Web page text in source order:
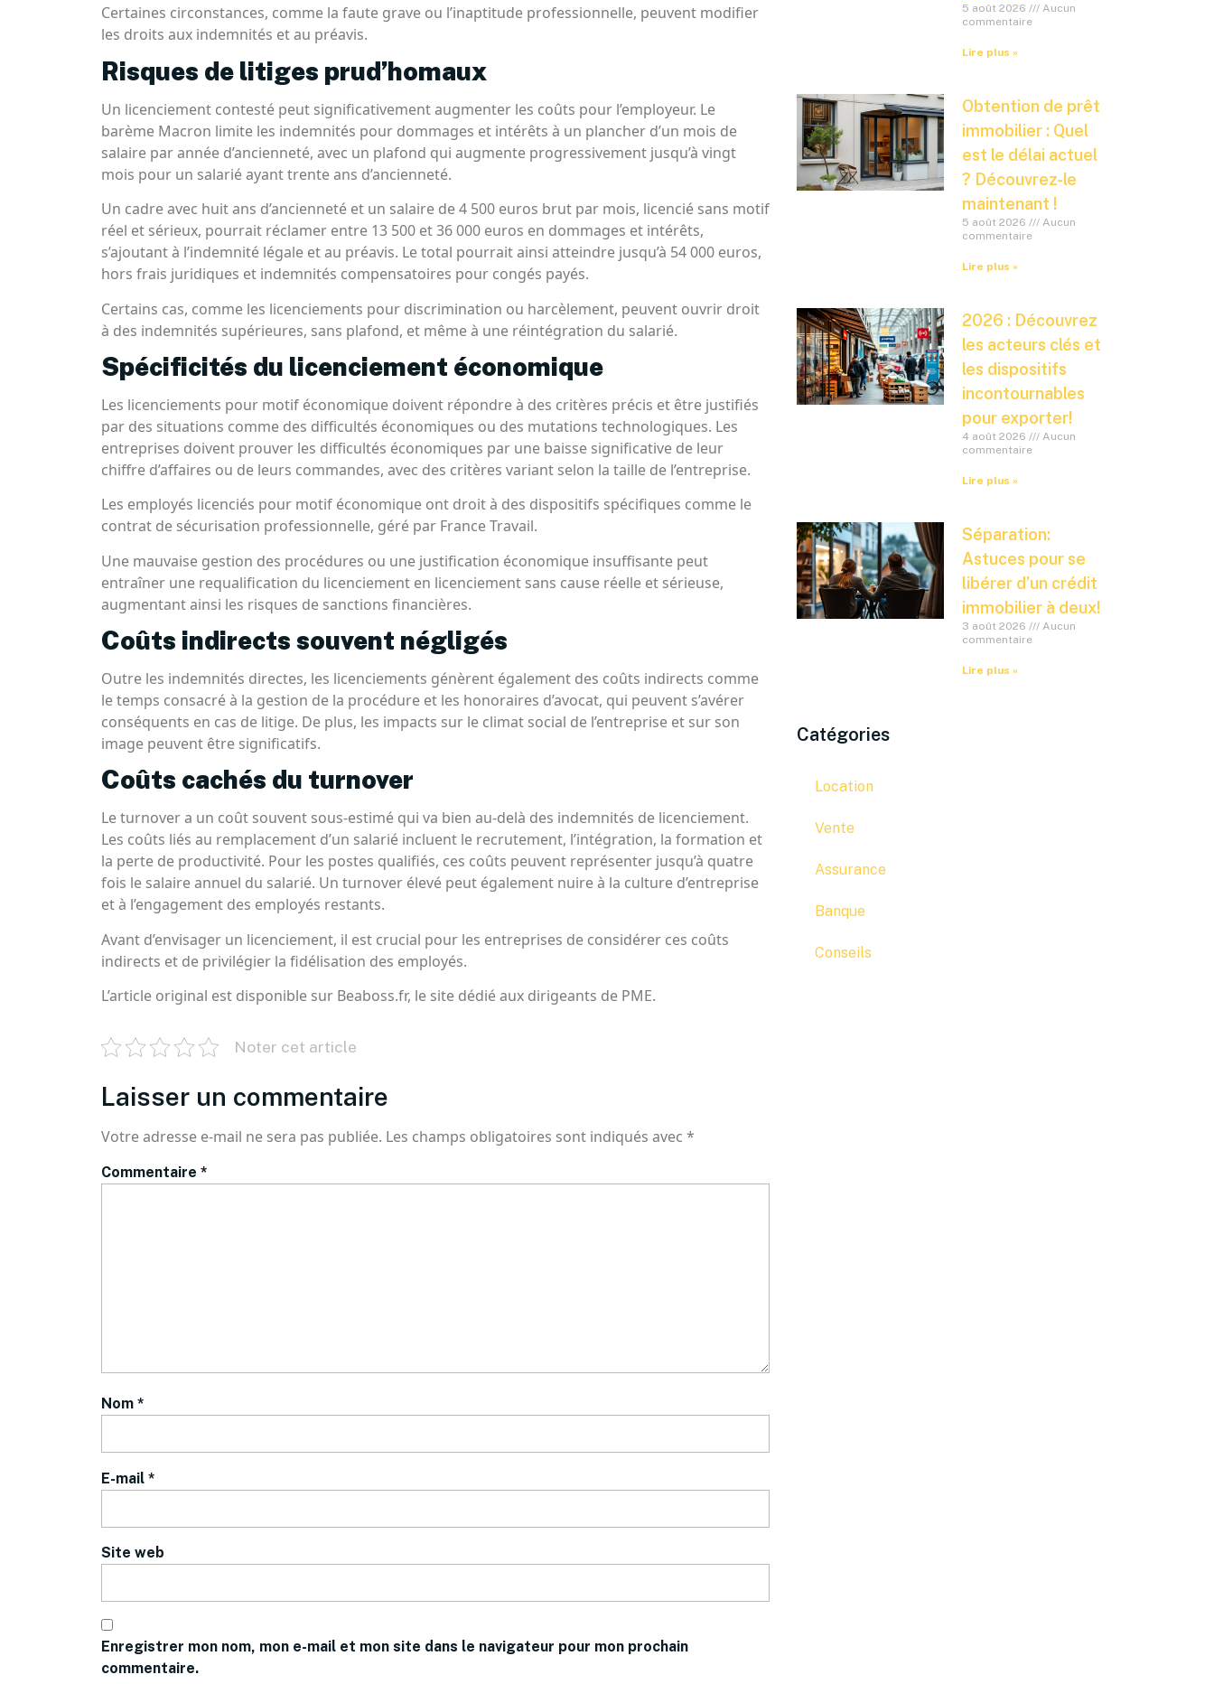
Certaines circonstances, comme la faute grave ou l’inaptitude professionnelle, peuvent modifier
les droits aux indemnités et au préavis.
Risques de litiges prud’homaux
Un licenciement contesté peut significativement augmenter les coûts pour l’employeur. Le
barème Macron limite les indemnités pour dommages et intérêts à un plancher d’un mois de
salaire par année d’ancienneté, avec un plafond qui augmente progressivement jusqu’à vingt
mois pour un salarié ayant trente ans d’ancienneté.
Un cadre avec huit ans d’ancienneté et un salaire de 4 500 euros brut par mois, licencié sans motif
réel et sérieux, pourrait réclamer entre 13 500 et 36 000 euros en dommages et intérêts,
s’ajoutant à l’indemnité légale et au préavis. Le total pourrait ainsi atteindre jusqu’à 54 000 euros,
hors frais juridiques et indemnités compensatoires pour congés payés.
Certains cas, comme les licenciements pour discrimination ou harcèlement, peuvent ouvrir droit
à des indemnités supérieures, sans plafond, et même à une réintégration du salarié.
Spécificités du licenciement économique
Les licenciements pour motif économique doivent répondre à des critères précis et être justifiés
par des situations comme des difficultés économiques ou des mutations technologiques. Les
entreprises doivent prouver les difficultés économiques par une baisse significative de leur
chiffre d’affaires ou de leurs commandes, avec des critères variant selon la taille de l’entreprise.
Les employés licenciés pour motif économique ont droit à des dispositifs spécifiques comme le
contrat de sécurisation professionnelle, géré par France Travail.
Une mauvaise gestion des procédures ou une justification économique insuffisante peut
entraîner une requalification du licenciement en licenciement sans cause réelle et sérieuse,
augmentant ainsi les risques de sanctions financières.
Coûts indirects souvent négligés
Outre les indemnités directes, les licenciements génèrent également des coûts indirects comme
le temps consacré à la gestion de la procédure et les honoraires d’avocat, qui peuvent s’avérer
conséquents en cas de litige. De plus, les impacts sur le climat social de l’entreprise et sur son
image peuvent être significatifs.
Coûts cachés du turnover
Le turnover a un coût souvent sous-estimé qui va bien au-delà des indemnités de licenciement.
Les coûts liés au remplacement d’un salarié incluent le recrutement, l’intégration, la formation et
la perte de productivité. Pour les postes qualifiés, ces coûts peuvent représenter jusqu’à quatre
fois le salaire annuel du salarié. Un turnover élevé peut également nuire à la culture d’entreprise
et à l’engagement des employés restants.
Avant d’envisager un licenciement, il est crucial pour les entreprises de considérer ces coûts
indirects et de privilégier la fidélisation des employés.
L’article original est disponible sur Beaboss.fr, le site dédié aux dirigeants de PME.
Noter cet article
Laisser un commentaire
Votre adresse e-mail ne sera pas publiée. Les champs obligatoires sont indiqués avec *
Commentaire *
Nom *
E-mail *
Site web
Enregistrer mon nom, mon e-mail et mon site dans le navigateur pour mon prochain
commentaire.
5 août 2026
Aucun
commentaire
Lire plus »
Obtention de prêt
immobilier : Quel
est le délai actuel
? Découvrez-le
maintenant !
5 août 2026
Aucun
commentaire
Lire plus »
2026 : Découvrez
les acteurs clés et
les dispositifs
incontournables
pour exporter!
4 août 2026
Aucun
commentaire
Lire plus »
Séparation:
Astuces pour se
libérer d’un crédit
immobilier à deux!
3 août 2026
Aucun
commentaire
Lire plus »
Catégories
Location
Vente
Assurance
Banque
Conseils